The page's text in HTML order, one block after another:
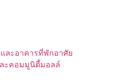
ละอาคารที่พักอาศัย
ะคอมมูนิตี้มอลล์